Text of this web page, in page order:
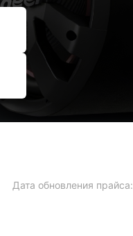
Дата обновления прайса: